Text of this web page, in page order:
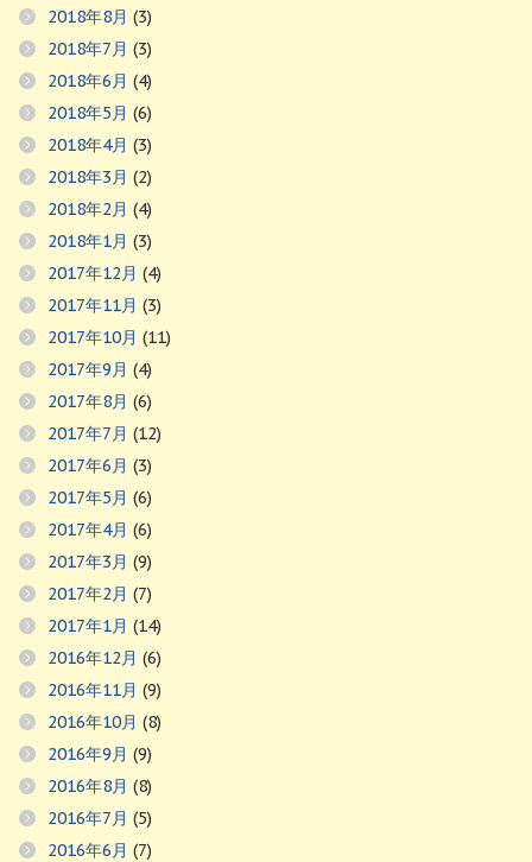
2018年8月 (3)
2018年7月 (3)
2018年6月 (4)
2018年5月 (6)
2018年4月 (3)
2018年3月 (2)
2018年2月 (4)
2018年1月 (3)
2017年12月 (4)
2017年11月 (3)
2017年10月 (11)
2017年9月 (4)
2017年8月 (6)
2017年7月 (12)
2017年6月 (3)
2017年5月 (6)
2017年4月 (6)
2017年3月 (9)
2017年2月 (7)
2017年1月 (14)
2016年12月 (6)
2016年11月 (9)
2016年10月 (8)
2016年9月 (9)
2016年8月 (8)
2016年7月 (5)
2016年6月 (7)